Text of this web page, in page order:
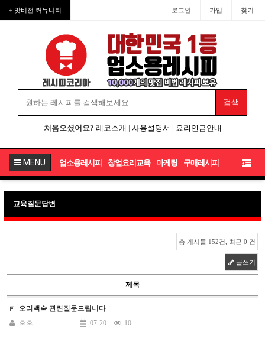
+ 맛비전 커뮤니티 로그인 가입 찾기
처음오셨어요? 레코소개 | 사용설명서 | 요리연금안내
MENU 업소용레시피 창업요리교육 마케팅 구매레시피
교육질문답변
총 게시물 152건, 최근 0 건
글쓰기
제목
오리백숙 관련질문드립니다
호호
07-20 10